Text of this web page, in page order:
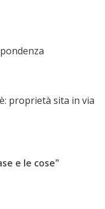
proprietà sita in via
e le cose"